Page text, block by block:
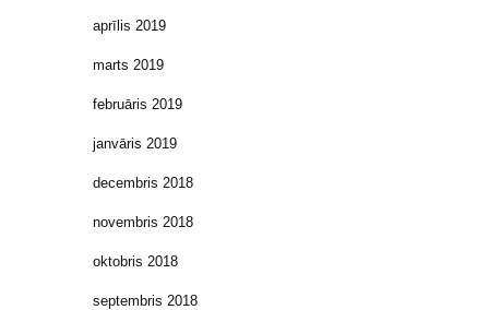
aprīlis 2019
marts 2019
februāris 2019
janvāris 2019
decembris 2018
novembris 2018
oktobris 2018
septembris 2018